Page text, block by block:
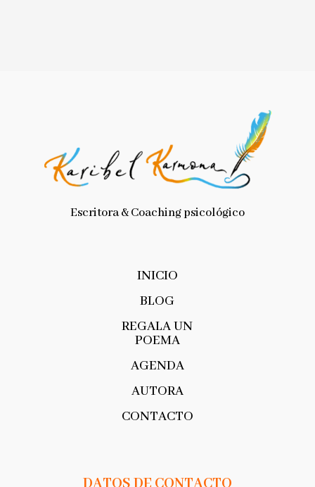
Escritora & Coaching psicológico
INICIO
BLOG
REGALA UN
POEMA
AGENDA
AUTORA
CONTACTO